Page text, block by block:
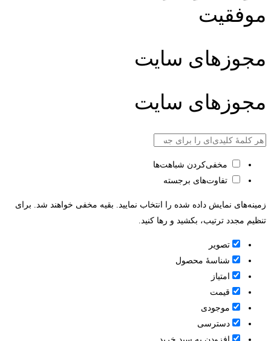
موفقیت
مجوزهای سایت
مجوزهای سایت
مخفی‌کردن شباهت‌ها
تفاوت‌های برجسته
زمینه‌های نمایش داده شده را انتخاب نمایید. بقیه مخفی خواهند شد. برای
تنظیم مجدد ترتیب، بکشید و رها کنید.
تصویر
شناسۀ محصول
امتیاز
قيمت
موجودی
دسترسی